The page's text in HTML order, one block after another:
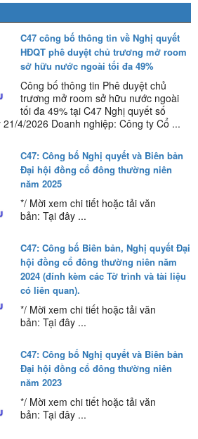
C47 công bố thông tin về Nghị quyết
HĐQT phê duyệt chủ trương mở room
sở hữu nước ngoài tối đa 49%
Công bố thông tin Phê duyệt chủ
trương mở room sở hữu nước ngoài
tối đa 49% tại C47 Nghị quyết số
4/2026 Doanh nghiệp: Công ty Cổ ...
C47: Công bố Nghị quyết và Biên bản
Đại hội đồng cổ đông thường niên
năm 2025
*/ Mời xem chi tiết hoặc tải văn
bản: Tại đây ...
C47: Công bố Biên bản, Nghị quyết Đại
hội đồng cổ đông thường niên năm
2024 (đính kèm các Tờ trình và tài liệu
có liên quan).
*/ Mời xem chi tiết hoặc tải văn
bản: Tại đây ...
C47: Công bố Nghị quyết và Biên bản
Đại hội đồng cổ đông thường niên
năm 2023
*/ Mời xem chi tiết hoặc tải văn
bản: Tại đây ...